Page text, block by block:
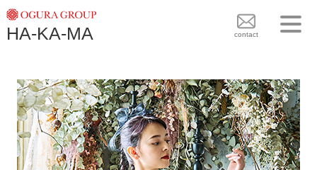
PLAN
BLOG
SHOPS
HA-KA-MA contact
袴 BRAND
袴 COLLECTION
PLAN